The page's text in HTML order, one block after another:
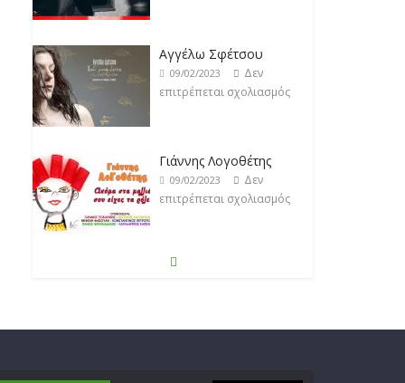
Γιάννης Λογοθέτης
09/02/2023
Δεν
Anemos
03/02/2023
Δεν
επιτρέπεται σχολιασμός